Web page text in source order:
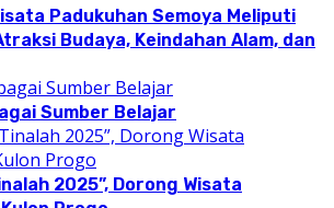
Padukuhan Semoya Meliputi
Budaya, Keindahan Alam, dan
Sumber Belajar
2025”, Dorong Wisata